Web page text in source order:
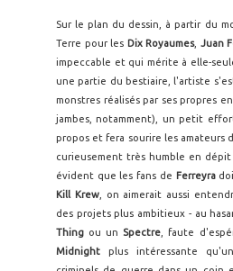
Sur le plan du dessin, à partir du
Terre pour les Dix Royaumes, Juan
impeccable et qui mérite à elle-
une partie du bestiaire, l'artiste
monstres réalisés par ses propres
jambes, notamment), un petit
propos et fera sourire les amateurs
curieusement très humble en
évident que les fans de Ferreyra
Kill Krew, on aimerait aussi
des projets plus ambitieux - au
Thing ou un Spectre , faute
Midnight plus intéressante